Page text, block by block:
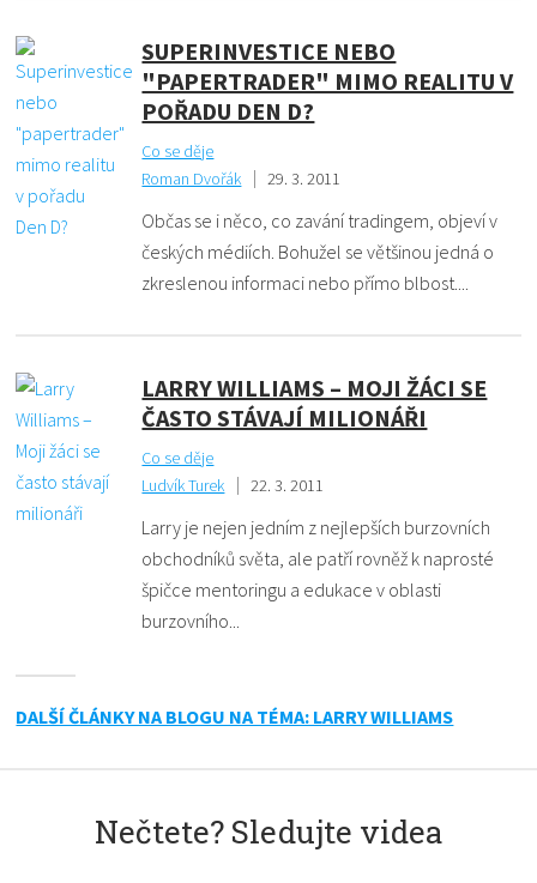
SUPERINVESTICE NEBO
"PAPERTRADER" MIMO REALITU V
POŘADU DEN D?
Co se děje
Roman Dvořák
29. 3. 2011
Občas se i něco, co zavání tradingem, objeví v
českých médiích. Bohužel se většinou jedná o
zkreslenou informaci nebo přímo blbost....
LARRY WILLIAMS – MOJI ŽÁCI SE
ČASTO STÁVAJÍ MILIONÁŘI
Co se děje
Ludvík Turek
22. 3. 2011
Larry je nejen jedním z nejlepších burzovních
obchodníků světa, ale patří rovněž k naprosté
špičce mentoringu a edukace v oblasti
burzovního...
DALŠÍ ČLÁNKY NA BLOGU NA TÉMA: LARRY WILLIAMS
Nečtete? Sledujte videa